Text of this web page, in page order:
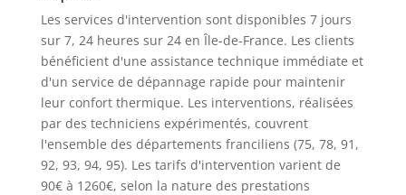
Les services d'intervention sont disponibles 7 jours
sur 7, 24 heures sur 24 en Île-de-France. Les clients
bénéficient d'une assistance technique immédiate et
d'un service de dépannage rapide pour maintenir
leur confort thermique. Les interventions, réalisées
par des techniciens expérimentés, couvrent
l'ensemble des départements franciliens (75, 78, 91,
92, 93, 94, 95). Les tarifs d'intervention varient de
90€ à 1260€, selon la nature des prestations